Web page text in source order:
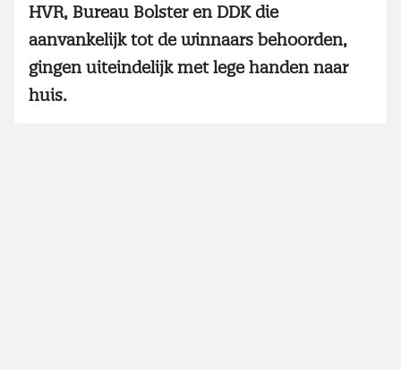
HVR, Bureau Bolster en DDK die
aanvankelijk tot de winnaars behoorden,
gingen uiteindelijk met lege handen naar
huis.